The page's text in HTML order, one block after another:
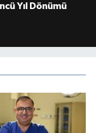
Yıl Dönümü